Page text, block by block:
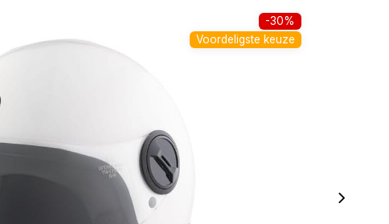
-30%
Voordeligste keuze